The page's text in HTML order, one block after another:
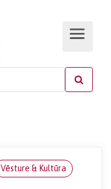
Vēsture & Kultūra